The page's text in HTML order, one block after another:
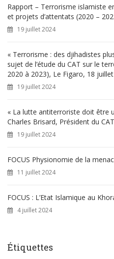
h
e
r
Rapport – Terrorisme islamiste
et projets d’attentats (2020 –
19 juillet 2024
« Terrorisme : des djihadistes
sujet de l’étude du CAT sur le
2020 à 2023), Le Figaro, 18
19 juillet 2024
« La lutte antiterroriste doit être
Charles Brisard, Président du
19 juillet 2024
FOCUS Physionomie de la
11 juillet 2024
FOCUS : L’Etat Islamique au
4 juillet 2024
Étiquettes